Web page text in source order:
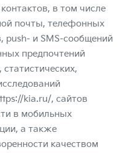
в том числе
почты, телефонных
push- и SMS-сообщений
предпочтений
kia.ru/, сайтов
в мобильных
а также
качеством